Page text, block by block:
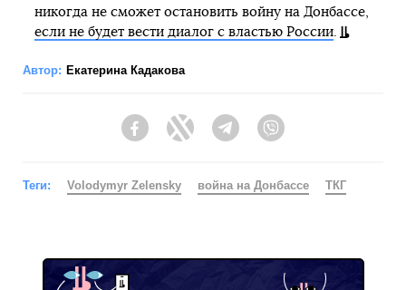
никогда не сможет остановить войну на Донбассе,
если не будет вести диалог с властью России.
Автор: Екатерина Кадакова
FacebookTwitter Telegram
Теги: Volodymyr Zelensky война на Донбассе ТКГ